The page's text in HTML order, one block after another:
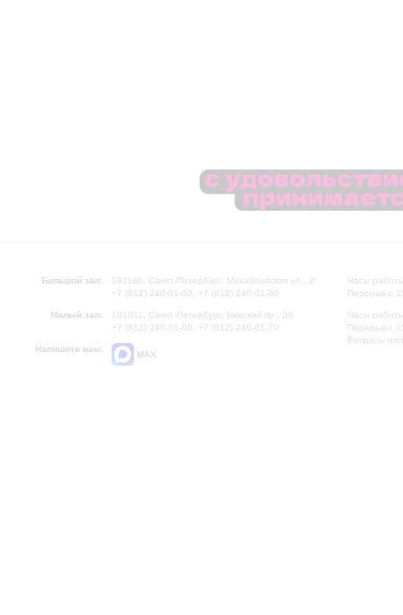
Большой зал:
191186, Санкт-Петербург, Михайловская ул., 2
+7 (812) 240-01-00, +7 (812) 240-01-80
Малый зал:
191011, Санкт-Петербург, Невский пр., 30
+7 (812) 240-01-00, +7 (812) 240-01-70
Напишите нам:
MAX
Часы
Перерыв с
Часы
Перерыв с
Вопросы